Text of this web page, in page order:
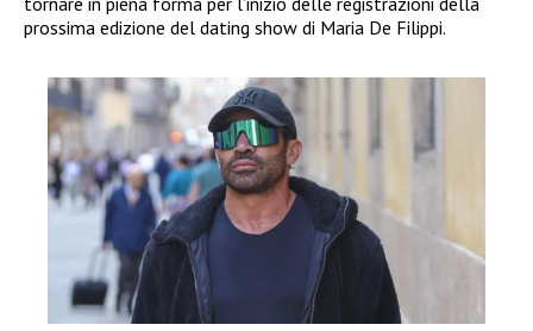
prossima edizione del dating show di Maria De Filippi.